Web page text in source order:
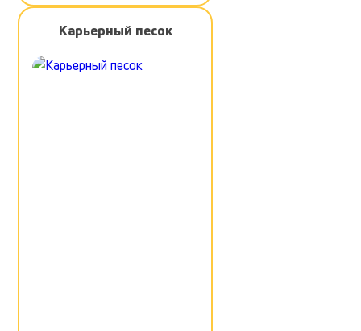
Карьерный песок